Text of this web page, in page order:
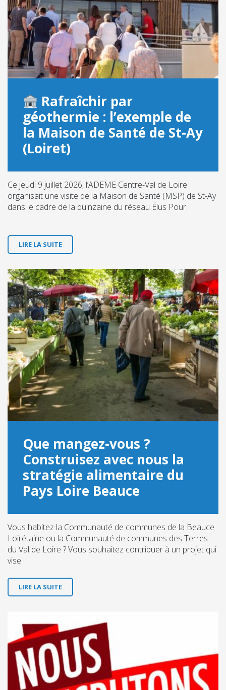
Rafraîchir par
géothermie : l’exemple de
la Maison de Santé de St-Ay
(Loiret)
Ce jeudi 9 juillet 2026, l’ADEME Centre-Val de Loire
organisait une visite de la Maison de Santé (MSP) de St-Ay
dans le cadre de la quinzaine du réseau Élus Pour…
LIRE LA SUITE
Que mangez-vous ?
Construisez avec nous la
stratégie alimentaire du
Pays Loire Beauce
Vous habitez la Communauté de communes de la Beauce
Loirétaine ou la Communauté de communes des Terres
du Val de Loire ? Vous souhaitez contribuer à un projet qui
vise…
LIRE LA SUITE